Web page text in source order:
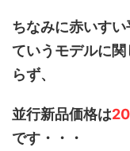
ちなみに赤いす
ていうモデルに
らず、
並行新品価格は
です・・・